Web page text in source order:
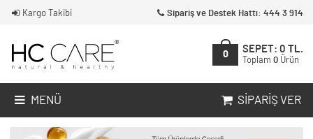
Kargo Takibi Sipariş ve Destek Hattı: 444 3 914
0
SEPET: 0 TL.
Toplam 0 Ürün
MENÜ SIPARIŞ VER